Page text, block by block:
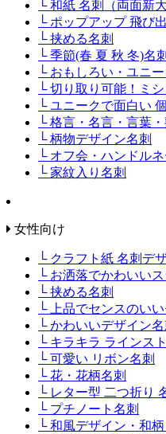
└ 和紙 名刺（両面新大
└ ポップアップ 飛び
└ 挟める名刺
└ 季節(春 夏 秋 冬)名刺
└ おもしろい・ユニ
└ 切り取り可能！ミ
└ ユニークで面白い
└ 格言・名言・言葉
└ 柄物デザイン名刺
└ オフ会・ハンドル
└ 家紋入り名刺
女性向け
└ クラフト紙 名刺デ
└ お洒落でかわいい
└ 挟める名刺
└ 上品でセンスのい
└ かわいいデザイン名
└ キラキラ ラインス
└ 可愛い リボン名刺
└ 花・花柄名刺
└ レター型 二つ折り
└ プチノート名刺
└ 和風デザイン・和